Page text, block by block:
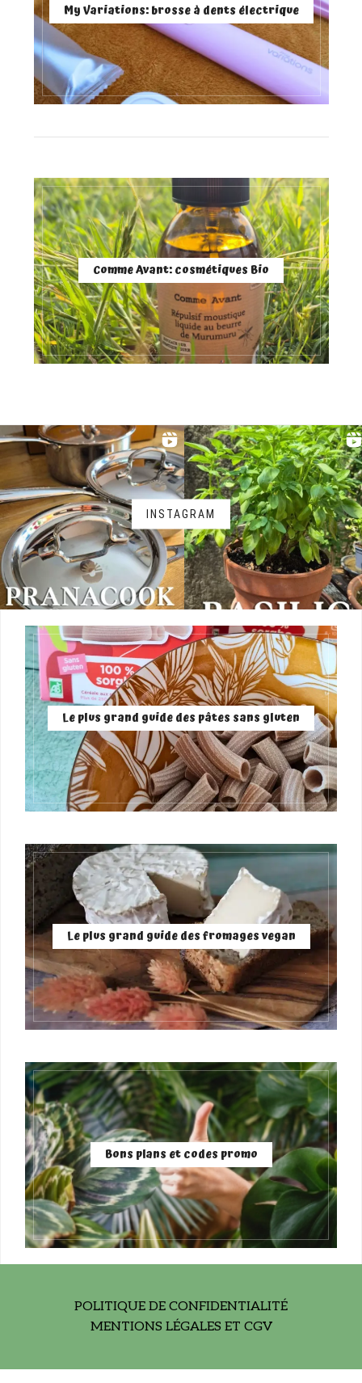
My Variations: brosse à dents électrique
Comme Avant: cosmétiques Bio
INSTAGRAM
Le plus grand guide des pâtes sans gluten
Le plus grand guide des fromages vegan
Bons plans et codes promo
POLITIQUE DE CONFIDENTIALITÉ
MENTIONS LÉGALES ET CGV